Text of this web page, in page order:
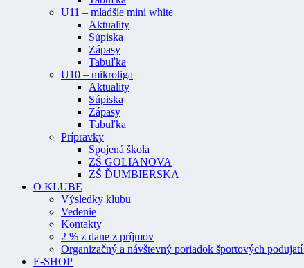
U11 – mladšie mini white
Aktuality
Súpiska
Zápasy
Tabuľka
U10 – mikroliga
Aktuality
Súpiska
Zápasy
Tabuľka
Prípravky
Spojená škola
ZŠ GOLIANOVA
ZŠ ĎUMBIERSKA
O KLUBE
Výsledky klubu
Vedenie
Kontakty
2 % z dane z príjmov
Organizačný a návštevný poriadok športových
E-SHOP